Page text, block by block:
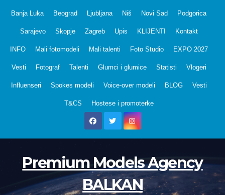
Banja Luka Beograd Ljubljana Niš Novi Sad Podgorica
Sarajevo Skopje Zagreb Upis KLIJENTI Kontakt
INFO Mali fotomodeli Mali talenti Foto Studio EXPO 2027
Vesti Fotograf Talenti Glumci i glumice Statisti Vlogeri
Influenseri Spokes modeli Voice-over modeli BLOG Vesti
T&CS Hostese i promoterke
Premium Models Agency
BALKAN